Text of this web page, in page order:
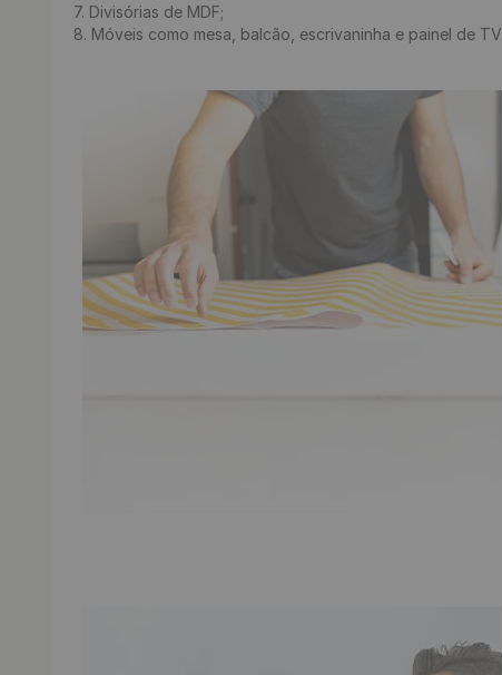
7. Divisórias de MDF;
8. Móveis como mesa, balcão, escrivaninha e painel de TV